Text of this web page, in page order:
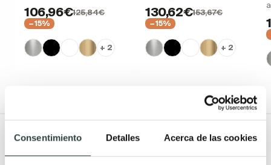
Consentimiento Detalles Acerca de las cookies
106,96€125,84€
−15%
+ 2
130,62€153,67€
−15%
+ 2
Todo Muebles de baño